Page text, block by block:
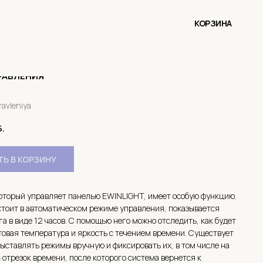
КОРЗИНА
В КОРЗИНУ
управляет панелью EWINLIGHT, имеет особую функцию.
в автоматическом режиме управления, показывается
в виде 12 часов. С помощью него можно отследить, как будет
температура и яркость с течением времени. Существует
режимы вручную и фиксировать их, в том числе на
времени, после которого система вернется к